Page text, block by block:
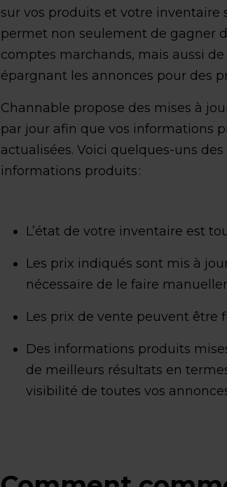
sur vos produits et votre inventaire
permet non seulement de gagner
comptes marchands, mais aussi
épargnant les annonces pour des
Channable propose des mises à
par jour afin que vos informations
actualisées. Voici quelques-uns
informations produits :
L’état de votre inventaire est
Les prix indiqués sont mis à
nécessaire de le faire
Les prix de vente peuvent être
Des informations produits
de meilleurs résultats en
visibilité de toutes vos